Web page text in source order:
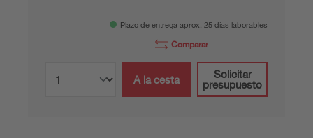
Plazo de entrega aprox. 25 días laborables
Comparar
A la cesta
Solicitar
presupuesto